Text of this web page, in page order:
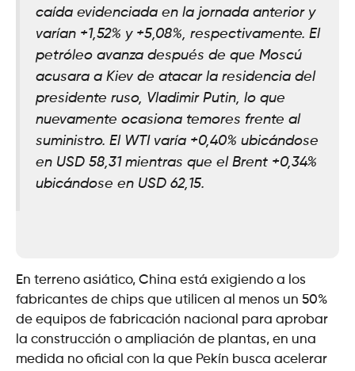
caída evidenciada en la jornada anterior y
varían +1,52% y +5,08%, respectivamente. El
petróleo avanza después de que Moscú
acusara a Kiev de atacar la residencia del
presidente ruso, Vladimir Putin, lo que
nuevamente ocasiona temores frente al
suministro. El WTI varía +0,40% ubicándose
en USD 58,31 mientras que el Brent +0,34%
ubicándose en USD 62,15.
En terreno asiático, China está exigiendo a los
fabricantes de chips que utilicen al menos un 50%
de equipos de fabricación nacional para aprobar
la construcción o ampliación de plantas, en una
medida no oficial con la que Pekín busca acelerar